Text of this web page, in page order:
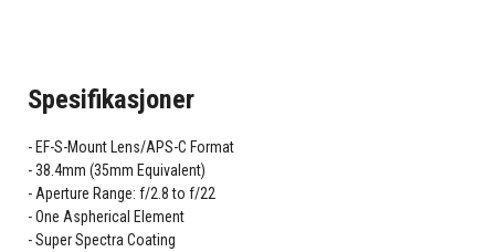
Spesifikasjoner
EF-S-Mount Lens/APS-C Format
38.4mm (35mm Equivalent)
Aperture Range: f/2.8 to f/22
One Aspherical Element
Super Spectra Coating